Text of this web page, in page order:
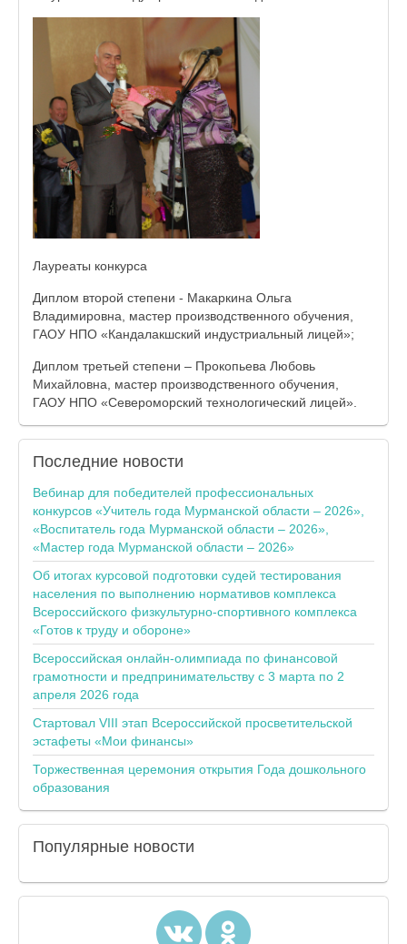
Лауреаты конкурса
Диплом второй степени - Макаркина Ольга
Владимировна, мастер производственного обучения,
ГАОУ НПО «Кандалакшский индустриальный лицей»;
Диплом третьей степени – Прокопьева Любовь
Михайловна, мастер производственного обучения,
ГАОУ НПО «Североморский технологический лицей».
Последние новости
Вебинар для победителей профессиональных
конкурсов «Учитель года Мурманской области – 2026»,
«Воспитатель года Мурманской области – 2026»,
«Мастер года Мурманской области – 2026»
Об итогах курсовой подготовки судей тестирования
населения по выполнению нормативов комплекса
Всероссийского физкультурно-спортивного комплекса
«Готов к труду и обороне»
Всероссийская онлайн-олимпиада по финансовой
грамотности и предпринимательству с 3 марта по 2
апреля 2026 года
Стартовал VIII этап Всероссийской просветительской
эстафеты «Мои финансы»
Торжественная церемония открытия Года дошкольного
образования
Популярные новости